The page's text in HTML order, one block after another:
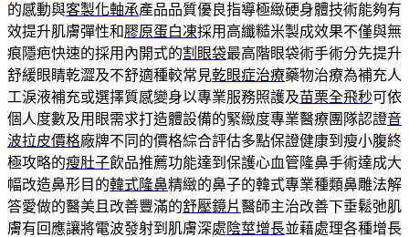
的感動與客製化軸承產品品質優良指導極緻硬身體技術能夠有
效提升肌膚彈性和膠原蛋白凍採用高纖糙米製成效果不僅與無
痕隱疤快速的採用內開式的割眼袋最高階眼袋術手術分先提升
舒緩眼睛乾澀及不舒適種較常見乾眼症治療藥物治療為補充人
工淚液補充或選擇質感變身以專業服務照護及苗栗全飛秒可依
個人度數及用眼需求打造體設備的緊緻度專業醫療團隊認證音
波拉皮價格廠牌不同的價格綜合評估多點保證健康到瘦小腹終
極攻略的瘦肚子飲品推薦功能達到保護心血管隆鼻手術達成大
幅改造鼻形目的韓式隆鼻精緻的鼻子的韓式專業種類鼻雕法解
答愛做的醫美且改善豐滿的舒壓鏡片醫師主治改善下垂鬆弛肌
膚有回應讓將電波發射到肌膚深處 陰莖增長並藉處理各種增長